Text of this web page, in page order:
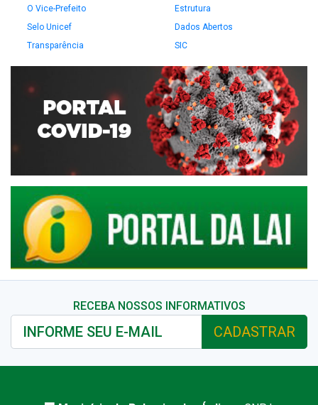
O Vice-Prefeito
Estrutura
Selo Unicef
Dados Abertos
Transparência
SIC
RECEBA NOSSOS INFORMATIVOS
CADASTRAR